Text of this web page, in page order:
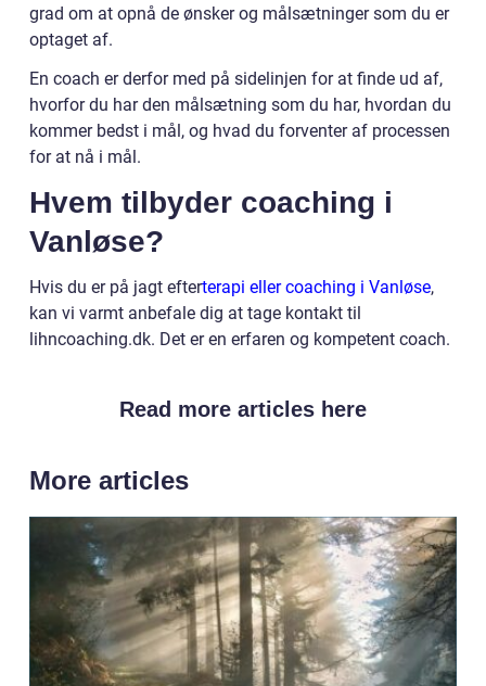
grad om at opnå de ønsker og målsætninger som du er
optaget af.
En coach er derfor med på sidelinjen for at finde ud af,
hvorfor du har den målsætning som du har, hvordan du
kommer bedst i mål, og hvad du forventer af processen
for at nå i mål.
Hvem tilbyder coaching i
Vanløse?
Hvis du er på jagt efterterapi eller coaching i Vanløse,
kan vi varmt anbefale dig at tage kontakt til
lihncoaching.dk. Det er en erfaren og kompetent coach.
Read more articles here
More articles